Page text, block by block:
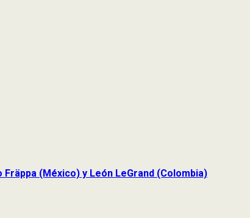
(México) y León LeGrand (Colombia)